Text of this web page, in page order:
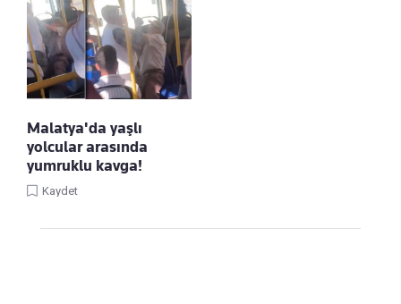
Malatya'da yaşlı
yolcular arasında
yumruklu kavga!
Kaydet